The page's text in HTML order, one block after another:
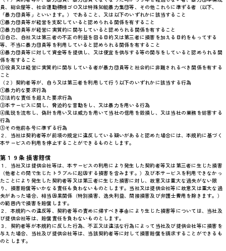
員、総会屋等、社会運動標榜ゴロ又は特殊知能暴力集団等、その他これらに準ずる者（以下、
「暴力団員等」といいます。）であること、又は以下のいずれかに該当すること
①暴力団員等が経営を支配していると認められる関係を有すること
②暴力団員等が経営に実質的に関与していると認められる関係を有すること
③自己、自社又は第三者の不正の利益を図る目的又は第三者に損害を加える目的をもってする
等、不当に暴力団員等を利用していると認められる関係を有すること
④暴力団員等に対して資金等を提供し、又は便宜を供与する等の関与をしていると認められる関
係を有すること
⑤役員又は経営に実質的に関与している者が暴力団員等と社会的に非難されるべき関係を有する
こと
（２）契約者等が、自ら又は第三者を利用して行う以下のいずれかに該当する行為
①暴力的な要求行為
②法的な責任を超えた要求行為
③本サービスに関し、脅迫的な言動をし、又は暴力を用いる行為
④風説を流布し、偽計を用い又は威力を用いて当社の信用を毀損し、又は当社の業務を妨害する
行為
⑤その他前各号に準ずる行為
２．当社は契約者等が前項の規定に違反している疑いがあると認めた場合には、本規約に基づく
本サービスの利用を停止することができるものとします。
第１９条 損害賠償
１．当社又は提供会社等は、本サービスの利用により発生した契約者等又は第三者に生じた損害
（他者との間で生じたトラブルに起因する損害を含みます。）及び本サービスを利用できなかっ
たことにより発生した契約者等又は第三者に生じた損害に対し、故意又は重大な過失がない限
り、損害賠償等いかなる責任も負わないものとします。当社又は提供会社等に故意又は重大な過
失があった場合、相当因果関係（特別損害、逸失利益、間接損害及び弁護士費用を除きます。）
の範囲内で損害を賠償します。
２．本規約への違反等、契約者等の責めに帰すべき事由により生じた損害等については、当社及
び提供会社等は、賠償責任を負わないものとします。
３．契約者等が本規約に反した行為、不正又は違法な行為によって当社及び提供会社等に損害を
与えた場合、当社及び提供会社等は、当該契約者等に対して損害賠償を請求することができるも
のとします。